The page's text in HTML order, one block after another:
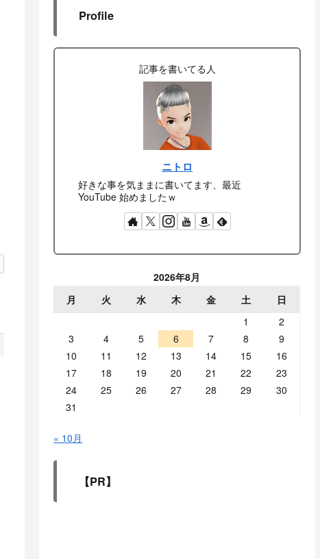
Profile
記事を書いてる人
ニトロ
好きな事を気ままに書いてます、最近
YouTube 始めましたｗ
2026年8月
月
火 水 木 金 土
日
1
2
3
4 5 6 7 8
9
10
11 12 13 14 15
16
17
18 19 20 21 22
23
24
25 26 27 28 29
30
31
« 10月
【PR】